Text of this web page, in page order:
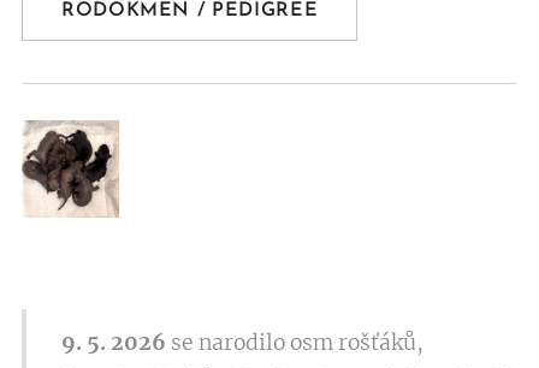
RODOKMEN / PEDIGREE
9. 5. 2026 se narodilo osm rošťáků,